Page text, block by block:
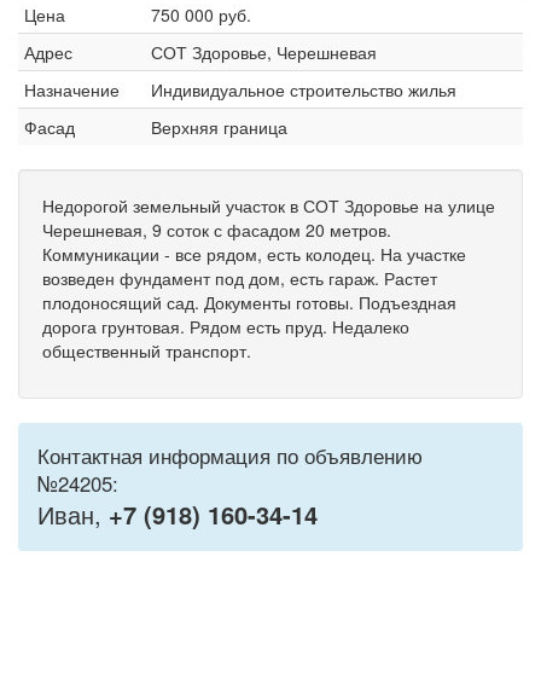
Цена
750 000 руб.
Адрес
СОТ Здоровье, Черешневая
Назначение
Индивидуальное строительство жилья
Фасад
Верхняя граница
Недорогой земельный участок в СОТ Здоровье на улице
Черешневая, 9 соток с фасадом 20 метров.
Коммуникации - все рядом, есть колодец. На участке
возведен фундамент под дом, есть гараж. Растет
плодоносящий сад. Документы готовы. Подъездная
дорога грунтовая. Рядом есть пруд. Недалеко
общественный транспорт.
Контактная информация по объявлению
№24205:
Иван, +7 (918) 160-34-14